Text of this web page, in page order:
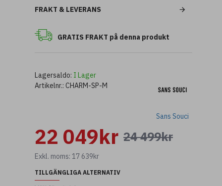
FRAKT & LEVERANS
GRATIS FRAKT på denna produkt
24 499kr
22 049kr
Exkl. moms: 17 639kr
Lagersaldo: I Lager
Artikelnr.: CHARM-SP-M
Sans Souci
TILLGÄNGLIGA ALTERNATIV